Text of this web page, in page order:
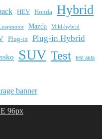
HEV Honda Hybrid
Mazda Mild-hybrid
Plug-in Plug-in Hybrid
SUV Test test auta